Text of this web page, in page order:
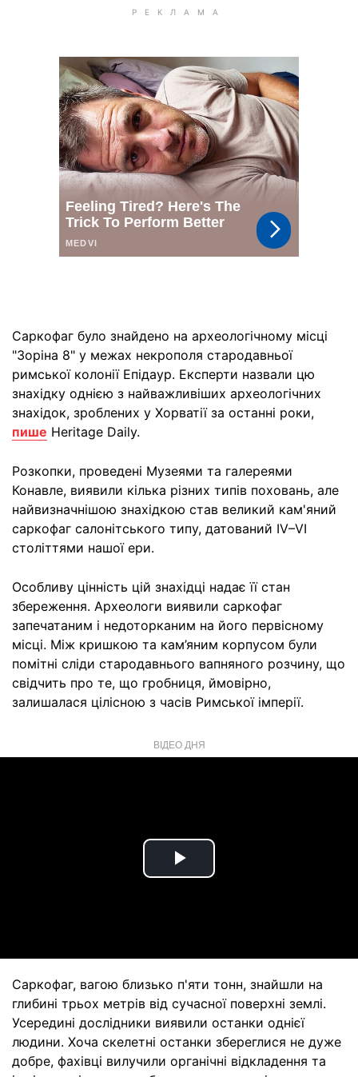
Саркофаг було знайдено на археологічному місці
"Зоріна 8" у межах некрополя стародавньої
римської колонії Епідаур. Експерти назвали цю
знахідку однією з найважливіших археологічних
знахідок, зроблених у Хорватії за останні роки,
пише Heritage Daily.
Розкопки, проведені Музеями та галереями
Конавле, виявили кілька різних типів поховань, але
найвизначнішою знахідкою став великий кам'яний
саркофаг салонітського типу, датований IV–VI
століттями нашої ери.
Особливу цінність цій знахідці надає її стан
збереження. Археологи виявили саркофаг
запечатаним і недоторканим на його первісному
місці. Між кришкою та кам’яним корпусом були
помітні сліди стародавнього вапняного розчину, що
свідчить про те, що гробниця, ймовірно,
залишалася цілісною з часів Римської імперії.
ВІДЕО ДНЯ
Play
Саркофаг, вагою близько п'яти тонн, знайшли на
глибині трьох метрів від сучасної поверхні землі.
Усередині дослідники виявили останки однієї
людини. Хоча скелетні останки збереглися не дуже
добре, фахівці вилучили органічні відкладення та